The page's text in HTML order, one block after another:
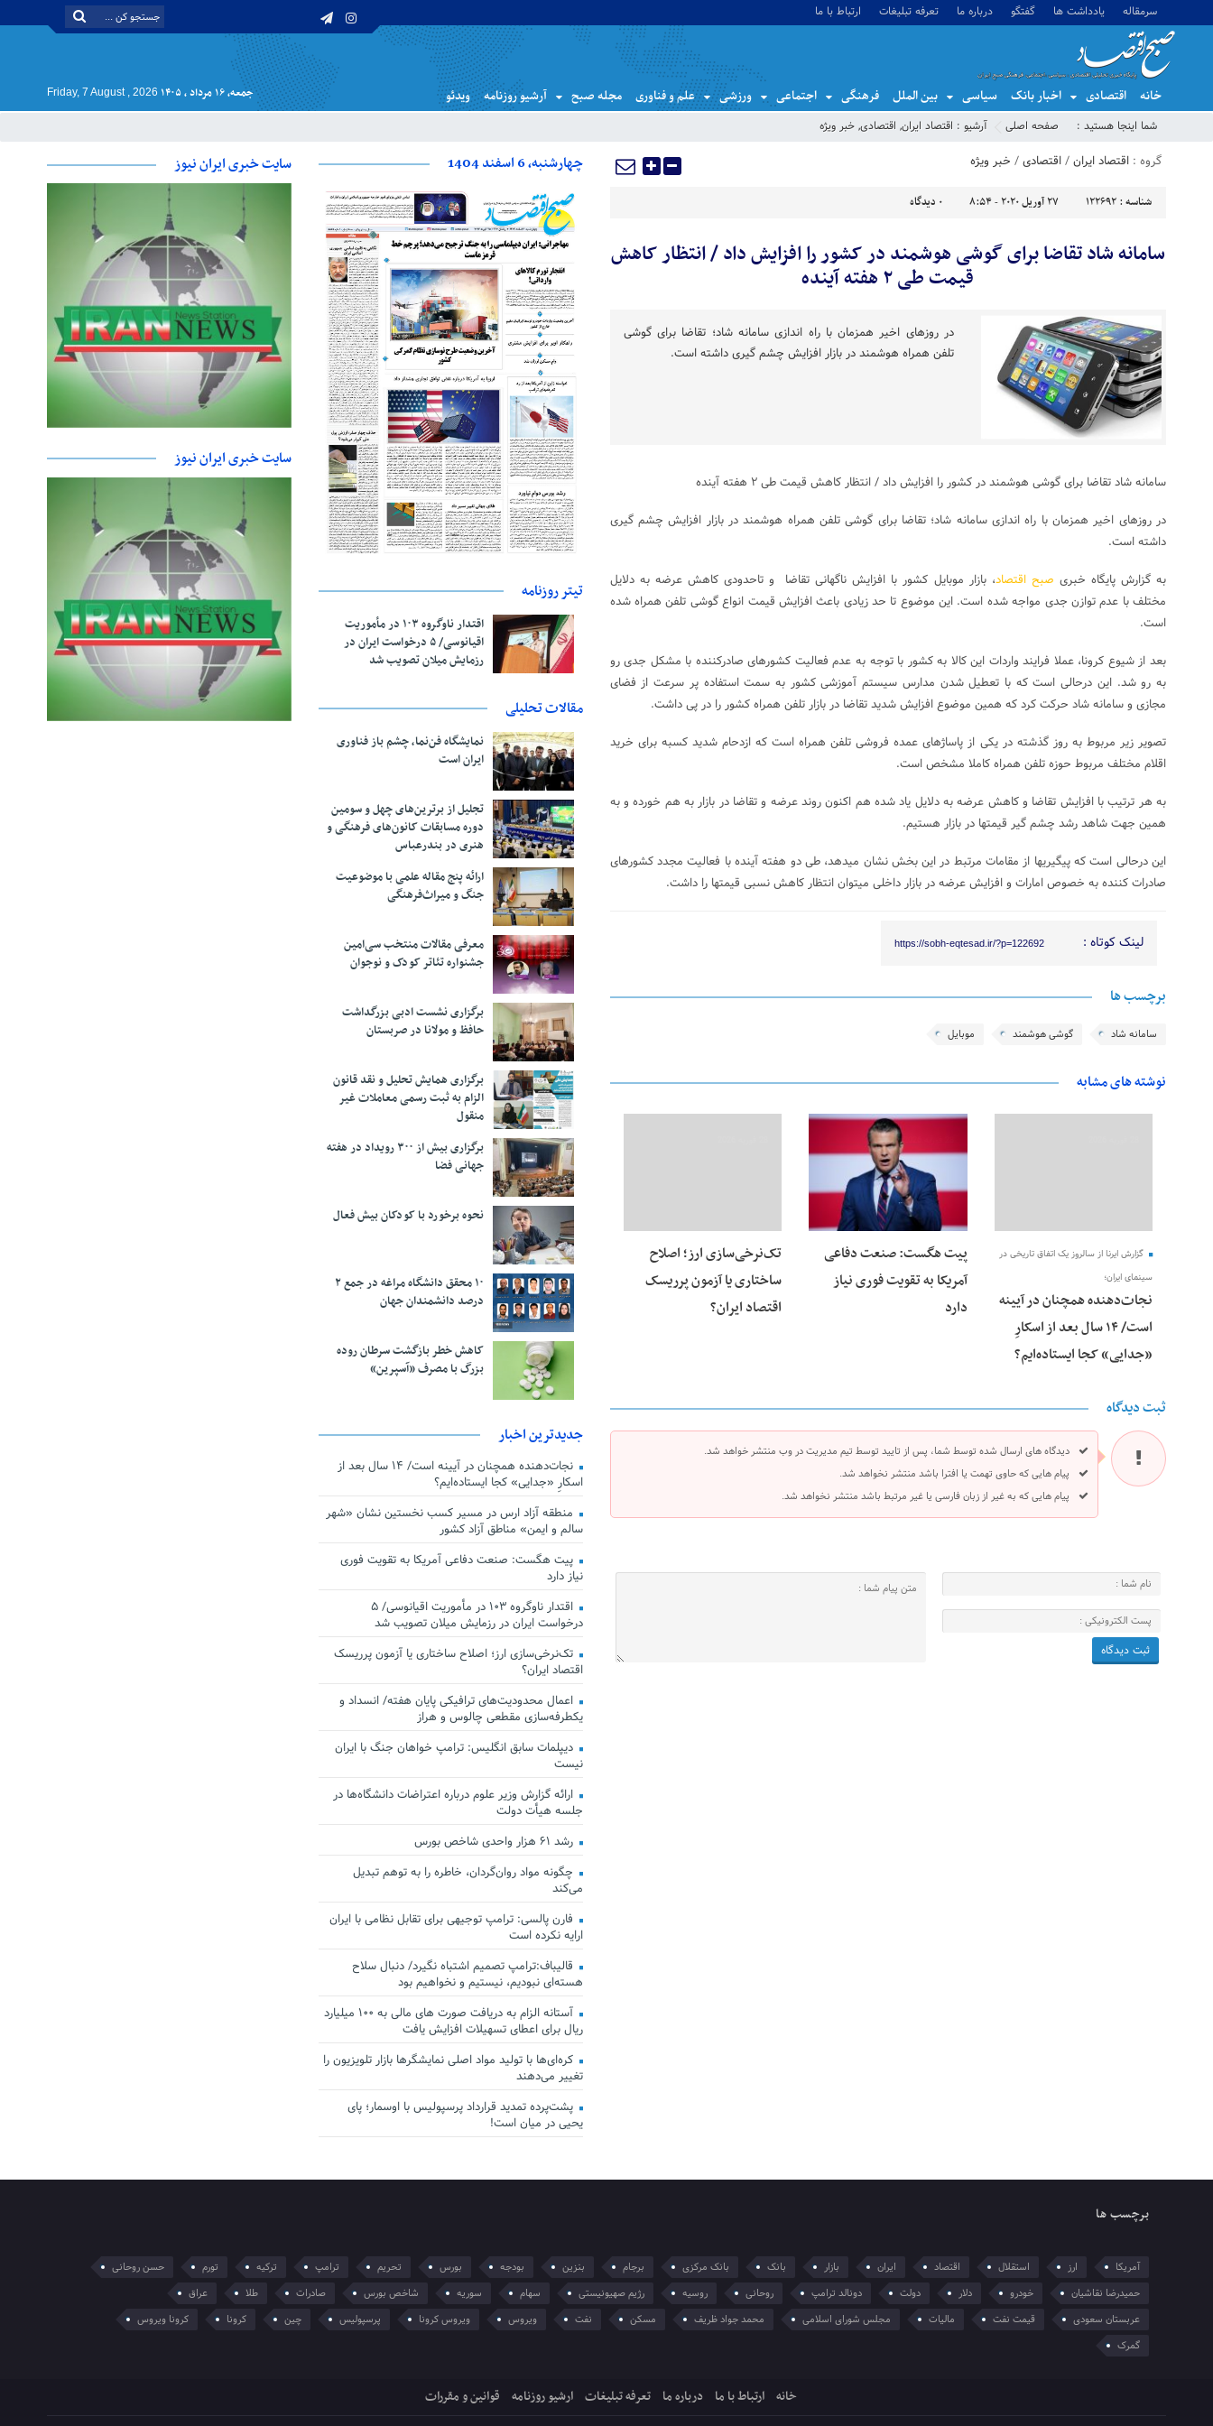
سرمقاله یادداشت ها گفتگو درباره ما تعرفه تبلیغات ارتباط با ما
خانه اقتصادی اخبار بانک سیاسی بین الملل فرهنگی اجتماعی ورزشی علم و فناوری مجله صبح آرشیو روزنامه ویدئو جمعه, ۱۶ مرداد , ۱۴۰۵ Friday, 7 August , 2026
شما اینجا هستید : صفحه اصلی آرشیو : اقتصاد ایران, اقتصادی, خبر ویژه
گروه : اقتصاد ایران/اقتصادی/ خبر ویژه
شناسه : 122692 27 آوریل 2020 - 8:54 0 دیدگاه
سامانه شاد تقاضا برای گوشی هوشمند در کشور را افزایش داد / انتظار کاهش
قیمت طی ۲ هفته آینده
در روزهای اخیر همزمان با راه اندازی سامانه شاد؛ تقاضا برای گوشی
تلفن همراه هوشمند در بازار افزایش چشم گیری داشته است.
سامانه شاد تقاضا برای گوشی هوشمند در کشور را افزایش داد / انتظار کاهش قیمت طی ۲ هفته آینده
در روزهای اخیر همزمان با راه اندازی سامانه شاد؛ تقاضا برای گوشی تلفن همراه هوشمند در بازار افزایش چشم گیری
داشته است.
به گزارش پایگاه خبری صبح اقتصاد، بازار موبایل کشور با افزایش ناگهانی تقاضا و تاحدودی کاهش عرضه به دلایل
مختلف با عدم توازن جدی مواجه شده است. این موضوع تا حد زیادی باعث افزایش قیمت انواع گوشی تلفن همراه شده
است.
بعد از شیوع کرونا، عملا فرایند واردات این کالا به کشور با توجه به عدم فعالیت کشورهای صادرکننده با مشکل جدی رو
به رو شد. این درحالی است که با تعطیل شدن مدارس سیستم آموزشی کشور به سمت استفاده پر سرعت از فضای
مجازی و سامانه شاد حرکت کرد که همین موضوع افزایش شدید تقاضا در بازار تلفن همراه کشور را در پی داشت.
تصویر زیر مربوط به روز گذشته در یکی از پاساژهای عمده فروشی تلفن همراه است که ازدحام شدید کسبه برای خرید
اقلام مختلف مربوط حوزه تلفن همراه کاملا مشخص است.
به هر ترتیب با افزایش تقاضا و کاهش عرضه به دلایل یاد شده هم اکنون روند عرضه و تقاضا در بازار به هم خورده و به
همین جهت شاهد رشد چشم گیر قیمتها در بازار هستیم.
این درحالی است که پیگیریها از مقامات مرتبط در این بخش نشان میدهد، طی دو هفته آینده با فعالیت مجدد کشورهای
صادرات کننده به خصوص امارات و افزایش عرضه در بازار داخلی میتوان انتظار کاهش نسبی قیمتها را داشت.
لینک کوتاه : https://sobh-eqtesad.ir/?p=122692
برچسب ها
سامانه شاد گوشی هوشمند موبایل
نوشته های مشابه
گزارش ایرنا از سالروز یک اتفاق تاریخی در
سینمای ایران؛
نجات‌دهنده‌ همچنان در آیینه
است/ ۱۴ سال بعد از اسکارِ
«جدایی» کجا ایستاده‌ایم؟
پیت هگست: صنعت دفاعی
آمریکا به تقویت فوری نیاز
دارد
تک‌نرخی‌سازی ارز؛ اصلاح
ساختاری یا آزمون پرریسک
اقتصاد ایران؟
ثبت دیدگاه
دیدگاه های ارسال شده توسط شما، پس از تایید توسط تیم مدیریت در وب منتشر خواهد شد.
پیام هایی که حاوی تهمت یا افترا باشد منتشر نخواهد شد.
پیام هایی که به غیر از زبان فارسی یا غیر مرتبط باشد منتشر نخواهد شد.
چهارشنبه، 6 اسفند 1404
تیتر روزنامه
اقتدار ناوگروه ۱۰۳ در مأموریت‌
اقیانوسی/ ۵ درخواست ایران در
رزمایش میلان تصویب شد
مقالات تحلیلی
نمایشگاه فن‌نما، چشم باز فناوری
ایران است
تجلیل از بر‌ترین‌های چهل و سومین
دوره مسابقات کانون‌های فرهنگی و
هنری در بندرعباس
ارائه پنج مقاله علمی با موضوعیت
جنگ و میراث‌فرهنگی
معرفی مقالات منتخب سی‌امین
جشنواره تئاتر کودک و نوجوان
برگزاری نشست ادبی بزرگداشت
حافظ و مولانا در صربستان
برگزاری همایش تحلیل و نقد قانون
الزام به ثبت رسمی معاملات غیر
منقول
برگزاری بیش از ۳۰۰ رویداد در هفته
جهانی فضا
نحوه برخورد با کودکان بیش فعال
۱۰ محقق دانشگاه مراغه در جمع ۲
درصد دانشمندان جهان
کاهش خطر بازگشت سرطان روده
بزرگ با مصرف «آسپرین»
جدیدترین اخبار
نجات‌دهنده‌ همچنان در آیینه است/ ۱۴ سال بعد از
اسکارِ «جدایی» کجا ایستاده‌ایم؟
منطقه آزاد ارس در مسیر کسب نخستین نشان «شهر
سالم و ایمن» مناطق آزاد کشور
پیت هگست: صنعت دفاعی آمریکا به تقویت فوری
نیاز دارد
اقتدار ناوگروه ۱۰۳ در مأموریت‌ اقیانوسی/ ۵
درخواست ایران در رزمایش میلان تصویب شد
تک‌نرخی‌سازی ارز؛ اصلاح ساختاری یا آزمون پرریسک
اقتصاد ایران؟
اعمال محدودیت‌های ترافیکی پایان هفته/ انسداد و
یکطرفه‌سازی مقطعی چالوس و هراز
دیپلمات سابق انگلیس:‌ ترامپ خواهان جنگ با ایران
نیست
ارائه گزارش وزیر علوم درباره اعتراضات دانشگاه‌ها در
جلسه هیأت دولت
رشد ۶۱ هزار واحدی شاخص بورس
چگونه مواد روان‌گردان، خاطره را به توهم تبدیل
می‌کند
فارن پالسی: ترامپ توجیهی برای تقابل نظامی با ایران
ارایه نکرده است
قالیباف:ترامپ تصمیم اشتباه نگیرد/ دنبال سلاح
هسته‌ای نبودیم، نیستیم و نخواهیم بود
آستانه الزام به دریافت صورت های مالی به ۱۰۰ میلیارد
ریال برای اعطای تسهیلات افزایش یافت
کره‌ای‌ها با تولید مواد اصلی نمایشگرها بازار تلویزیون را
تغییر می‌دهند
پشت‌پرده تمدید قرارداد پرسپولیس با اوسمار؛ پای
یحیی در میان است!
سایت خبری ایران نیوز
سایت خبری ایران نیوز
برچسب ها
آمریکا ارز استقلال اقتصاد ایران بازار بانک بانک مرکزی برجام بنزین بودجه بورس تحریم ترامپ ترکیه تورم
حسن روحانی
حمیدرضا نقاشیان
خودرو دلار دولت دونالد ترامپ روحانی روسیه رژیم صهیونیستی سهام سوریه شاخص بورس صادرات طلا
عراق
عربستان سعودی
قیمت نفت مالیات مجلس شورای اسلامی محمد جواد ظریف مسکن نفت ویروس ویروس کرونا پرسپولیس چین کرونا
کرونا ویروس
گمرک
خانه ارتباط با ما درباره ما تعرفه تبلیغات ارشیو روزنامه قوانین و مقررات